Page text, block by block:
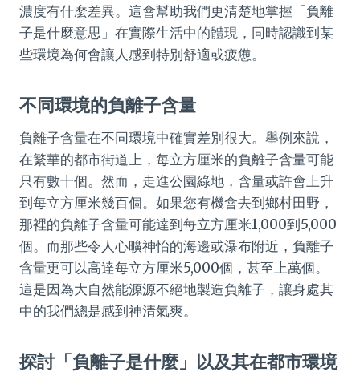
濃度有什麼差異。這會幫助我們更清楚地掌握「負離
子是什麼意思」在實際生活中的體現，同時認識到某
些環境為何會讓人感到特別舒適或疲憊。
不同環境的負離子含量
負離子含量在不同環境中確實差別很大。舉例來說，
在繁華的都市街道上，每立方厘米的負離子含量可能
只有數十個。然而，走進公園綠地，含量或許會上升
到每立方厘米幾百個。如果您有機會去到鄉村田野，
那裡的負離子含量可能達到每立方厘米1,000到5,000
個。而那些令人心曠神怡的海邊或瀑布附近，負離子
含量更可以高達每立方厘米5,000個，甚至上萬個。
這是因為大自然能源源不絕地製造負離子，讓身處其
中的我們總是感到神清氣爽。
探討「負離子是什麼」以及其在都市環境